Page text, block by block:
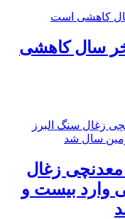
سال کاهشی
کشته شدن ۲۰ معدنچی زغال
وارد بیست و